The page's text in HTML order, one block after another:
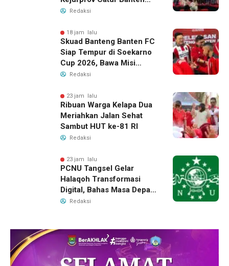
2026, Raih 24 Medali
Redaksi
18 jam lalu
Skuad Banteng Banten FC
Siap Tempur di Soekarno
Cup 2026, Bawa Misi
Harumkan Nama Banten
Redaksi
23 jam lalu
Ribuan Warga Kelapa Dua
Meriahkan Jalan Sehat
Sambut HUT ke-81 RI
Redaksi
23 jam lalu
PCNU Tangsel Gelar
Halaqoh Transformasi
Digital, Bahas Masa Depan
NU di Era Disrupsi
Redaksi